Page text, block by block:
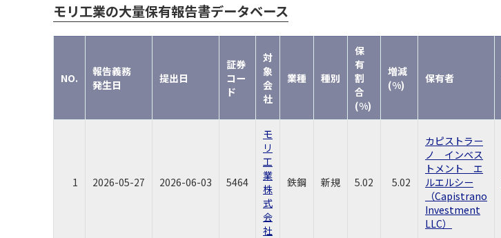
モリ工業の大量保有報告書データベース
NO.
報告義務
発生日
提出日
証券
コー
ド
対
象
会
社
業種 種別
保
有
割
合
(%)
増減
(%)
保有者
1 2026-05-27 2026-06-03 5464
モ
リ
工
業
株
式
会
社
鉄鋼 新規 5.02 5.02
カピストラー
ノ インベス
トメント エ
ルエルシー
（Capistrano
Investment
LLC）